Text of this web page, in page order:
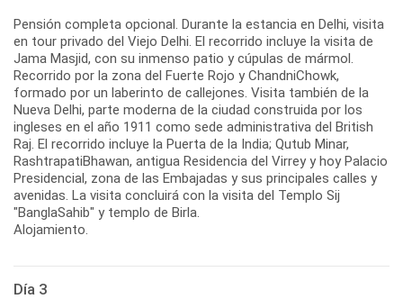
Pensión completa opcional. Durante la estancia en Delhi, visita
en tour privado del Viejo Delhi. El recorrido incluye la visita de
Jama Masjid, con su inmenso patio y cúpulas de mármol.
Recorrido por la zona del Fuerte Rojo y ChandniChowk,
formado por un laberinto de callejones. Visita también de la
Nueva Delhi, parte moderna de la ciudad construida por los
ingleses en el año 1911 como sede administrativa del British
Raj. El recorrido incluye la Puerta de la India; Qutub Minar,
RashtrapatiBhawan, antigua Residencia del Virrey y hoy Palacio
Presidencial, zona de las Embajadas y sus principales calles y
avenidas. La visita concluirá con la visita del Templo Sij
"BanglaSahib" y templo de Birla.
Alojamiento.
Día 3